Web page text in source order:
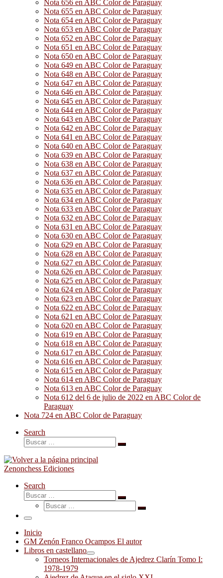
Nota 656 en ABC Color de Paraguay
Nota 655 en ABC Color de Paraguay
Nota 654 en ABC Color de Paraguay
Nota 653 en ABC Color de Paraguay
Nota 652 en ABC Color de Paraguay
Nota 651 en ABC Color de Paraguay
Nota 650 en ABC Color de Paraguay
Nota 649 en ABC Color de Paraguay
Nota 648 en ABC Color de Paraguay
Nota 647 en ABC Color de Paraguay
Nota 646 en ABC Color de Paraguay
Nota 645 en ABC Color de Paraguay
Nota 644 en ABC Color de Paraguay
Nota 643 en ABC Color de Paraguay
Nota 642 en ABC Color de Paraguay
Nota 641 en ABC Color de Paraguay
Nota 640 en ABC Color de Paraguay
Nota 639 en ABC Color de Paraguay
Nota 638 en ABC Color de Paraguay
Nota 637 en ABC Color de Paraguay
Nota 636 en ABC Color de Paraguay
Nota 635 en ABC Color de Paraguay
Nota 634 en ABC Color de Paraguay
Nota 633 en ABC Color de Paraguay
Nota 632 en ABC Color de Paraguay
Nota 631 en ABC Color de Paraguay
Nota 630 en ABC Color de Paraguay
Nota 629 en ABC Color de Paraguay
Nota 628 en ABC Color de Paraguay
Nota 627 en ABC Color de Paraguay
Nota 626 en ABC Color de Paraguay
Nota 625 en ABC Color de Paraguay
Nota 624 en ABC Color de Paraguay
Nota 623 en ABC Color de Paraguay
Nota 622 en ABC Color de Paraguay
Nota 621 en ABC Color de Paraguay
Nota 620 en ABC Color de Paraguay
Nota 619 en ABC Color de Paraguay
Nota 618 en ABC Color de Paraguay
Nota 617 en ABC Color de Paraguay
Nota 616 en ABC Color de Paraguay
Nota 615 en ABC Color de Paraguay
Nota 614 en ABC Color de Paraguay
Nota 613 en ABC Color de Paraguay
Nota 612 del 6 de julio de 2022 en ABC Color de
Paraguay
Nota 724 en ABC Color de Paraguay
Search
Buscar
Buscar
Zenonchess Ediciones
Search
Buscar
Buscar
Buscar
Buscar
Menú
Inicio
GM Zenón Franco Ocampos El autor
Libros en castellano
Torneos Internacionales de Ajedrez Clarín Tomo I:
1978-1979